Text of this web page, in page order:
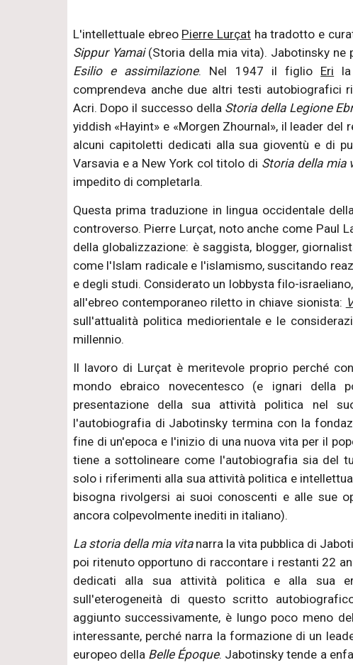
L'intellettuale ebreo Pierre Lurçat ha tradotto e
Sippur Yamai(Storia della mia vita). Jabotinsky ne
Esilio e assimilazione. Nel 1947 il figlio Eri
comprendeva anche due altri testi autobiografici
Acri. Dopo il successo della Storia della Legione
yiddish «Hayint» e «Morgen Zhournal», il leader
alcuni capitoletti dedicati alla sua gioventù e di
Varsavia e a New York col titolo di Storia della mia
impedito di completarla.
Questa prima traduzione in lingua occidentale
controverso. Pierre Lurçat, noto anche come Paul
della globalizzazione: è saggista, blogger,
come l'Islam radicale e l'islamismo, suscitando
e degli studi. Considerato un lobbysta filo-
all'ebreo contemporaneo riletto in chiave sionista:
sull'attualità politica mediorientale e le
millennio.
Il lavoro di Lurçat è meritevole proprio perché
mondo ebraico novecentesco (e ignari della
presentazione della sua attività politica nel
l'autobiografia di Jabotinsky termina con la
fine di un'epoca e l'inizio di una nuova vita per il
tiene a sottolineare come l'autobiografia sia del
solo i riferimenti alla sua attività politica e
bisogna rivolgersi ai suoi conoscenti e alle sue
ancora colpevolmente inediti in italiano).
La storia della mia vitanarra la vita pubblica di
poi ritenuto opportuno di raccontare i restanti 22
dedicati alla sua attività politica e alla sua
sull'eterogeneità di questo scritto
aggiunto successivamente, è lungo poco meno
interessante, perché narra la formazione di un
europeo della Belle Époque. Jabotinsky tende a